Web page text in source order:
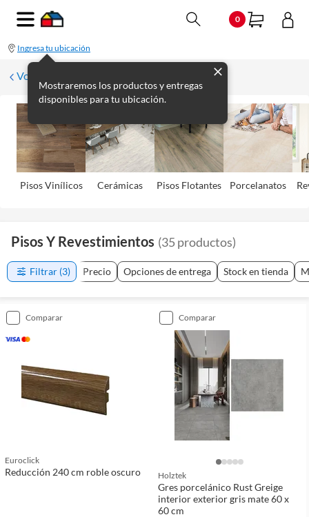
0
Ingresa tu ubicación
Mostraremos los productos y entregas
disponibles para tu ubicación.
Volver
Pisos Viní­licos Cerámicas Pisos Flotantes Porcelanatos
Pisos Y Revestimientos (35productos)
Filtrar (3) Precio Opciones de entrega Stock en tienda
comparar
Euroclick
Reducción 240 cm roble oscuro
comparar
Holztek
Gres porcelánico Rust Greige
interior exterior gris mate 60 x
60 cm